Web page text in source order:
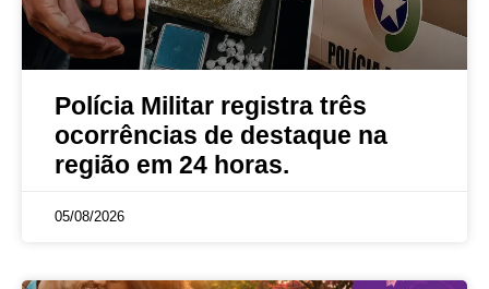
Polícia Militar registra três
ocorrências de destaque na
região em 24 horas.
05/08/2026